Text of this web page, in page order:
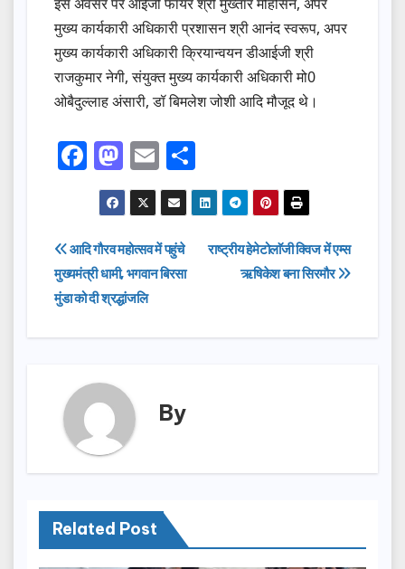
मुख्य कार्यकारी अधिकारी प्रशासन श्री आनंद स्वरूप, अपर
मुख्य कार्यकारी अधिकारी क्रियान्वयन डीआईजी श्री
राजकुमार नेगी, संयुक्त मुख्य कार्यकारी अधिकारी मो0
ओबैदुल्लाह अंसारी, डॉ बिमलेश जोशी आदि मौजूद थे।
F
a
c
e
b
o
o
M
a
st
o
d
o
n
E
m
ail
h
ar
e
Post
navigation
राष्ट्रीय हेमेटोलाॅजी क्विज में एम्स
ऋषिकेश बना सिरमौर
आदि गौरव महोत्सव में पहुंचे
मुख्यमंत्री धामी, भगवान बिरसा
मुंडा को दी श्रद्धांजलि
By
Related Post